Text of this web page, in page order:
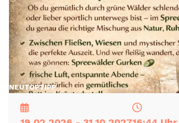
NEUTOPTIPP